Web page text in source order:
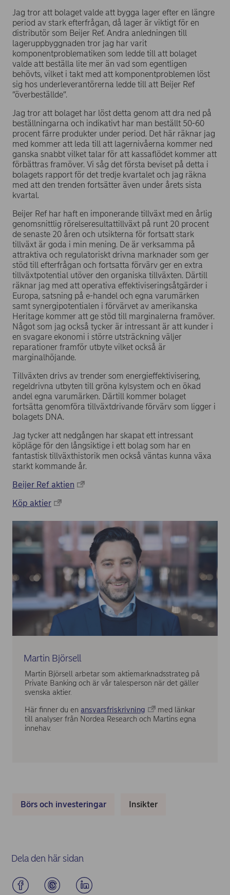
Jag tror att bolaget valde att bygga lager efter en längre
period av stark efterfrågan, då lager är viktigt för en
distributör som Beijer Ref. Andra anledningen till
lageruppbyggnaden tror jag har varit
komponentproblematiken som ledde till att bolaget
valde att beställa lite mer än vad som egentligen
behövts, vilket i takt med att komponentproblemen löst
sig hos underleverantörerna ledde till att Beijer Ref
”överbeställde”.
Jag tror att bolaget har löst detta genom att dra ned på
beställningarna och indikativt har man beställt 50-60
procent färre produkter under period. Det här räknar jag
med kommer att leda till att lagernivåerna kommer ned
ganska snabbt vilket talar för att kassaflödet kommer att
förbättras framöver. Vi såg det första beviset på detta i
bolagets rapport för det tredje kvartalet och jag räkna
med att den trenden fortsätter även under årets sista
kvartal.
Beijer Ref har haft en imponerande tillväxt med en årlig
genomsnittlig rörelseresultattillväxt på runt 20 procent
de senaste 20 åren och utsikterna för fortsatt stark
tillväxt är goda i min mening. De är verksamma på
attraktiva och regulatoriskt drivna marknader som ger
stöd till efterfrågan och fortsatta förvärv ger en extra
tillväxtpotential utöver den organiska tillväxten. Därtill
räknar jag med att operativa effektiviseringsåtgärder i
Europa, satsning på e-handel och egna varumärken
samt synergipotentialen i förvärvet av amerikanska
Heritage kommer att ge stöd till marginalerna framöver.
Något som jag också tycker är intressant är att kunder i
en svagare ekonomi i större utsträckning väljer
reparationer framför utbyte vilket också är
marginalhöjande.
Tillväxten drivs av trender som energieffektivisering,
regeldrivna utbyten till gröna kylsystem och en ökad
andel egna varumärken. Därtill kommer bolaget
fortsätta genomföra tillväxtdrivande förvärv som ligger i
bolagets DNA.
Jag tycker att nedgången har skapat ett intressant
köpläge för den långsiktige i ett bolag som har en
fantastisk tillväxthistorik men också väntas kunna växa
starkt kommande år.
Beijer Ref aktien
Köp aktier
Martin Björsell
Martin Björsell arbetar som aktiemarknadsstrateg på
Private Banking och är vår talesperson när det gäller
svenska aktier.
Här finner du en ansvarsfriskrivning
med länkar
till analyser från Nordea Research och Martins egna
innehav.
Börs och investeringar Insikter
Dela den här sidan